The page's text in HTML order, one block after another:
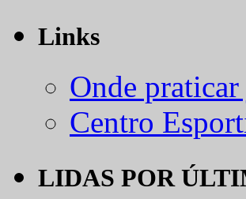
Links
Onde
Centro
LIDAS POR